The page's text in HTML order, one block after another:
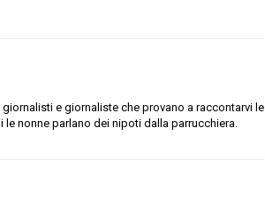
e giornaliste che provano a raccontarvi le
nonne parlano dei nipoti dalla parrucchiera.